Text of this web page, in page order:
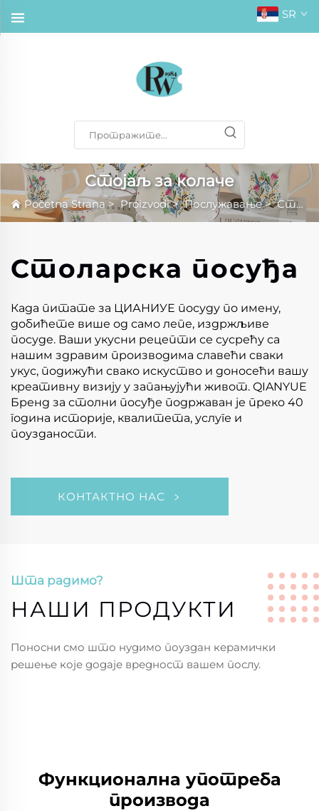
SR
Стојаљ за колаче
Početna Strana>Proizvodi>Послужавање>Стојаљ за колаче
Столарска посуђа
Када питате за ЦИАНИУЕ посуду по имену,
добићете више од само лепе, издржљиве
посуде. Ваши укусни рецепти се сусрећу са
нашим здравим производима славећи сваки
укус, подижући свако искуство и доносећи вашу
креативну визију у запањујући живот. QIANYUE
Бренд за столни посуђе подржаван је преко 40
година историје, квалитета, услуге и
поузданости.
КОНТАКТНО НАС
Шта радимо?
НАШИ ПРОДУКТИ
Поносни смо што нудимо поуздан керамички
решење које додаје вредност вашем послу.
Функционална употреба
производа